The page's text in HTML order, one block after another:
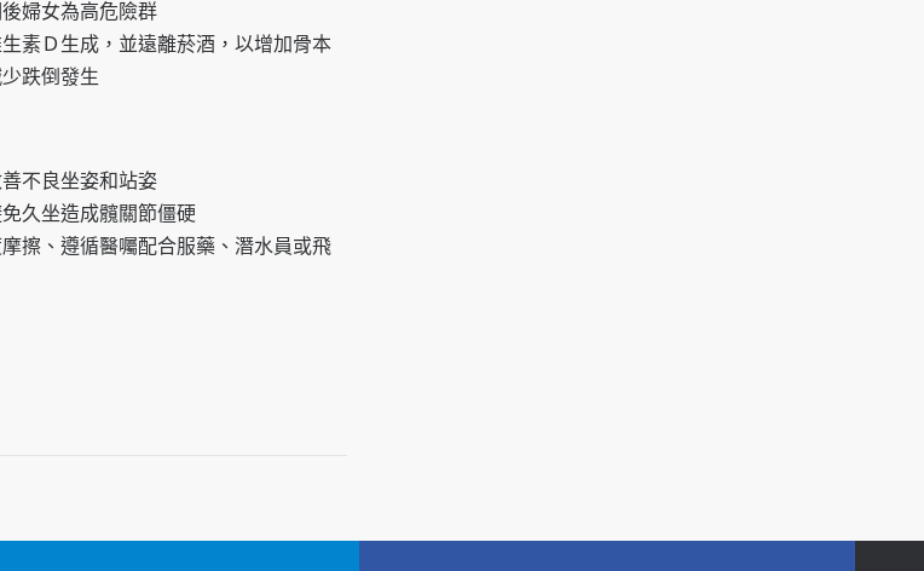
婦女為高危險群
素Ｄ生成，並遠離菸酒，以增加骨本
跌倒發生
不良坐姿和站姿
久坐造成髖關節僵硬
擦、遵循醫囑配合服藥、潛水員或飛
2026-02-06